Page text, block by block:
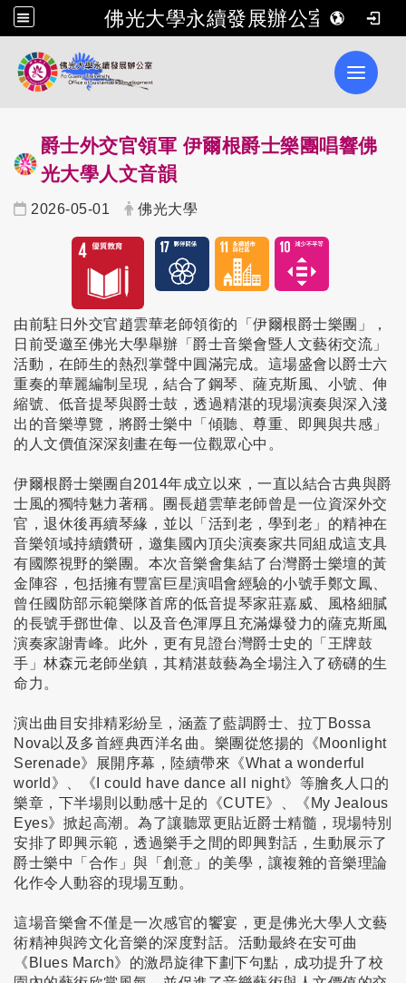
佛光大學永續發展辦公室
Toggle
爵士外交官領軍 伊爾根爵士樂團唱響佛
光大學人文音韻
2026-05-01 佛光大學
由前駐日外交官趙雲華老師領銜的「伊爾根爵士樂團」，
日前受邀至佛光大學舉辦「爵士音樂會暨人文藝術交流」
活動，在師生的熱烈掌聲中圓滿完成。這場盛會以爵士六
重奏的華麗編制呈現，結合了鋼琴、薩克斯風、小號、伸
縮號、低音提琴與爵士鼓，透過精湛的現場演奏與深入淺
出的音樂導覽，將爵士樂中「傾聽、尊重、即興與共感」
的人文價值深深刻畫在每一位觀眾心中。
伊爾根爵士樂團自2014年成立以來，一直以結合古典與爵
士風的獨特魅力著稱。團長趙雲華老師曾是一位資深外交
官，退休後再續琴緣，並以「活到老，學到老」的精神在
音樂領域持續鑽研，邀集國內頂尖演奏家共同組成這支具
有國際視野的樂團。本次音樂會集結了台灣爵士樂壇的黃
金陣容，包括擁有豐富巨星演唱會經驗的小號手鄭文鳳、
曾任國防部示範樂隊首席的低音提琴家莊嘉威、風格細膩
的長號手鄧世偉、以及音色渾厚且充滿爆發力的薩克斯風
演奏家謝青峰。此外，更有見證台灣爵士史的「王牌鼓
手」林森元老師坐鎮，其精湛鼓藝為全場注入了磅礴的生
命力。
演出曲目安排精彩紛呈，涵蓋了藍調爵士、拉丁Bossa
Nova 以及多首經典西洋名曲。樂團從悠揚的《Moonlight
Serenade》展開序幕，陸續帶來《What a wonderful
world 》、《 I could have dance all night》等膾炙人口的
樂章，下半場則以動感十足的《CUTE》、《 My Jealous
Eyes》掀起高潮。為了讓聽眾更貼近爵士精髓，現場特別
安排了即興示範，透過樂手之間的即興對話，生動展示了
爵士樂中「合作」與「創意」的美學，讓複雜的音樂理論
化作令人動容的現場互動。
這場音樂會不僅是一次感官的饗宴，更是佛光大學人文藝
術精神與跨文化音樂的深度對話。活動最終在安可曲
《 Blues March》的激昂旋律下劃下句點，成功提升了校